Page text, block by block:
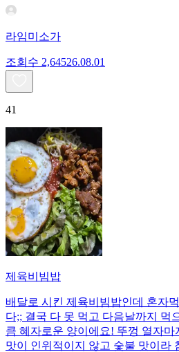
라임미소가
조회수 2,64526.08.01
41
제육비빔밥
배달로 시킨 제육비빔밥인데 혼자
다;; 결국 다 못 먹고 다음날까지 먹
큼 혜자로운 양이에요! 뚜껑 열자마
맛이 인위적이지 않고 숯불 맛이라